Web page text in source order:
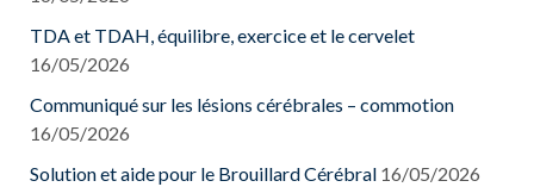
TDA et TDAH, équilibre, exercice et le cervelet
16/05/2026
Communiqué sur les lésions cérébrales – commotion
16/05/2026
Solution et aide pour le Brouillard Cérébral 16/05/2026